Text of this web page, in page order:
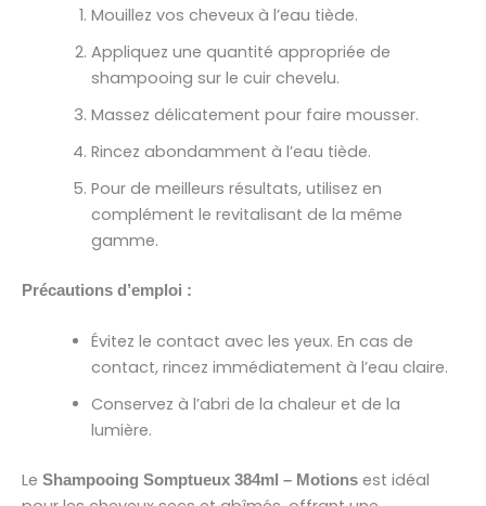
Mouillez vos cheveux à l’eau tiède.
Appliquez une quantité appropriée de
shampooing sur le cuir chevelu.
Massez délicatement pour faire mousser.
Rincez abondamment à l’eau tiède.
Pour de meilleurs résultats, utilisez en
complément le revitalisant de la même
gamme.
Précautions d’emploi :
Évitez le contact avec les yeux. En cas de
contact, rincez immédiatement à l’eau claire.
Conservez à l’abri de la chaleur et de la
lumière.
Le Shampooing Somptueux 384ml – Motions est idéal